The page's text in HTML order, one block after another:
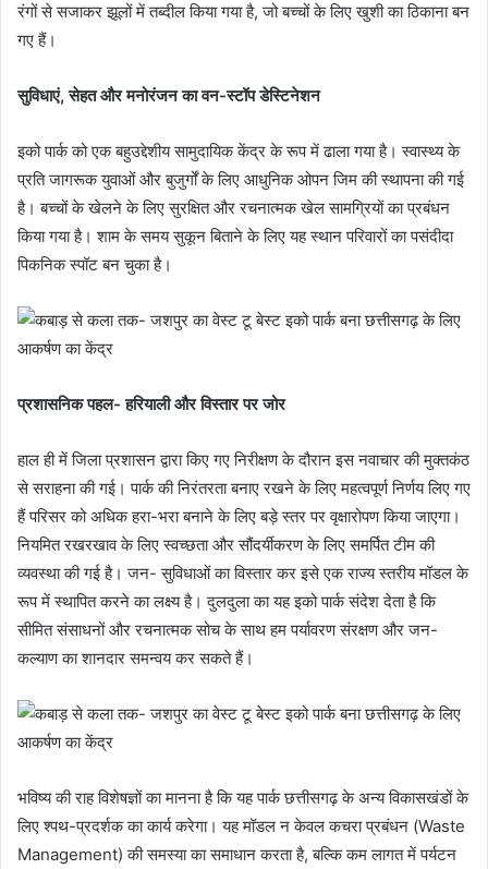
रंगों से सजाकर झूलों में तब्दील किया गया है, जो बच्चों के लिए खुशी का ठिकाना बन
गए हैं।
सुविधाएं, सेहत और मनोरंजन का वन-स्टॉप डेस्टिनेशन
इको पार्क को एक बहुउद्देशीय सामुदायिक केंद्र के रूप में ढाला गया है। स्वास्थ्य के
प्रति जागरूक युवाओं और बुजुर्गों के लिए आधुनिक ओपन जिम की स्थापना की गई
है। बच्चों के खेलने के लिए सुरक्षित और रचनात्मक खेल सामग्रियों का प्रबंधन
किया गया है। शाम के समय सुकून बिताने के लिए यह स्थान परिवारों का पसंदीदा
पिकनिक स्पॉट बन चुका है।
प्रशासनिक पहल- हरियाली और विस्तार पर जोर
हाल ही में जिला प्रशासन द्वारा किए गए निरीक्षण के दौरान इस नवाचार की मुक्तकंठ
से सराहना की गई। पार्क की निरंतरता बनाए रखने के लिए महत्वपूर्ण निर्णय लिए गए
हैं परिसर को अधिक हरा-भरा बनाने के लिए बड़े स्तर पर वृक्षारोपण किया जाएगा।
नियमित रखरखाव के लिए स्वच्छता और सौंदर्यीकरण के लिए समर्पित टीम की
व्यवस्था की गई है। जन- सुविधाओं का विस्तार कर इसे एक राज्य स्तरीय मॉडल के
रूप में स्थापित करने का लक्ष्य है। दुलदुला का यह इको पार्क संदेश देता है कि
सीमित संसाधनों और रचनात्मक सोच के साथ हम पर्यावरण संरक्षण और जन-
कल्याण का शानदार समन्वय कर सकते हैं।
भविष्य की राह विशेषज्ञों का मानना है कि यह पार्क छत्तीसगढ़ के अन्य विकासखंडों के
लिए श्पथ-प्रदर्शक का कार्य करेगा। यह मॉडल न केवल कचरा प्रबंधन (Waste
Management) की समस्या का समाधान करता है, बल्कि कम लागत में पर्यटन